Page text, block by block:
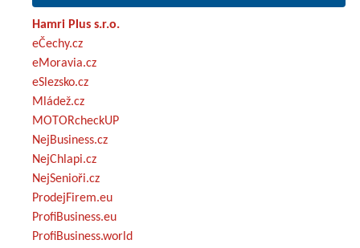
Hamri Plus s.r.o.
eČechy.cz
eMoravia.cz
eSlezsko.cz
Mládež.cz
MOTORcheckUP
NejBusiness.cz
NejChlapi.cz
NejSenioři.cz
ProdejFirem.eu
ProfiBusiness.eu
ProfiBusiness.world